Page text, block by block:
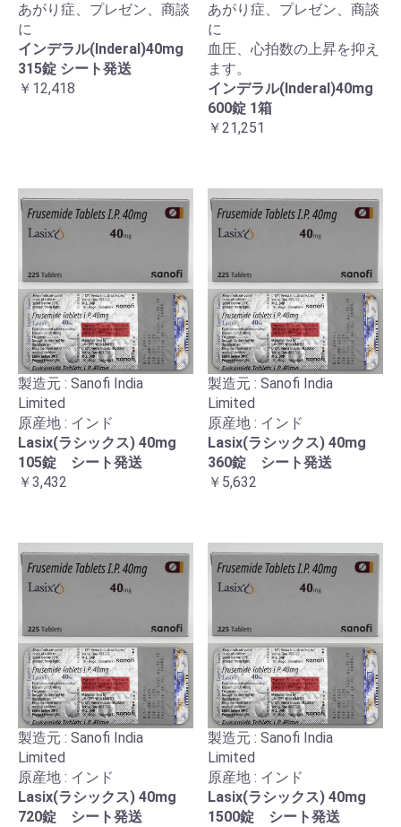
あがり症、プレゼン、商談
に
インデラル(Inderal)40mg
315錠 シート発送
￥12,418
あがり症、プレゼン、商談
に
血圧、心拍数の上昇を抑え
ます。
インデラル(Inderal)40mg
600錠 1箱
￥21,251
製造元 : Sanofi India
Limited
原産地 : インド
Lasix(ラシックス) 40mg
105錠 シート発送
￥3,432
製造元 : Sanofi India
Limited
原産地 : インド
Lasix(ラシックス) 40mg
360錠 シート発送
￥5,632
製造元 : Sanofi India
Limited
原産地 : インド
Lasix(ラシックス) 40mg
720錠 シート発送
製造元 : Sanofi India
Limited
原産地 : インド
Lasix(ラシックス) 40mg
1500錠 シート発送